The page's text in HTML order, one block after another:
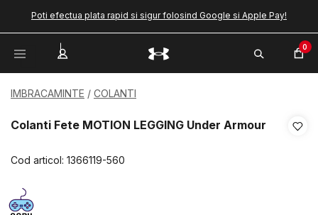
Poti efectua plata rapid si sigur folosind Google si Apple Pay!
0
IMBRACAMINTE COLANTI
Colanti Fete MOTION LEGGING Under Armour
Cod articol: 1366119-560